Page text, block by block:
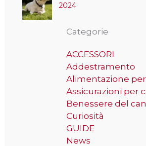
2024
Categorie
ACCESSORI
Addestramento
Alimentazione
Assicurazioni per
Benessere del
Curiosità
GUIDE
News